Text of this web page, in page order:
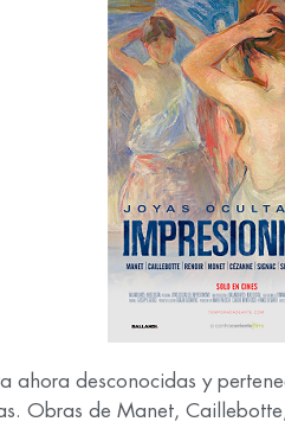
ahora desconocidas y
Obras de Manet,